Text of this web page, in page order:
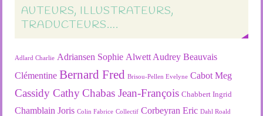
AUTEURS, ILLUSTRATEURS,
TRADUCTEURS….
Adlard Charlie Adriansen Sophie Alwett Audrey Beauvais
Clémentine Bernard Fred Brisou-Pellen Evelyne Cabot Meg
Cassidy Cathy Chabas Jean-François Chabbert Ingrid
Chamblain Joris Colin Fabrice Collectif Corbeyran Eric Dahl Roald